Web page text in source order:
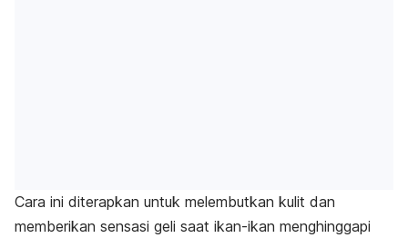
Cara ini diterapkan untuk melembutkan kulit dan
memberikan sensasi geli saat ikan-ikan menghinggapi